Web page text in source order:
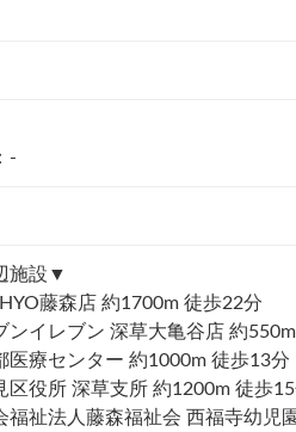
-
施設▼
藤森店 約1700m 徒歩22分
ンイレブン 深草大亀谷店 約
医療センター 約1000m 徒歩13分
区役所 深草支所 約1200m 徒歩
福祉法人藤森福祉会 西福寺幼児